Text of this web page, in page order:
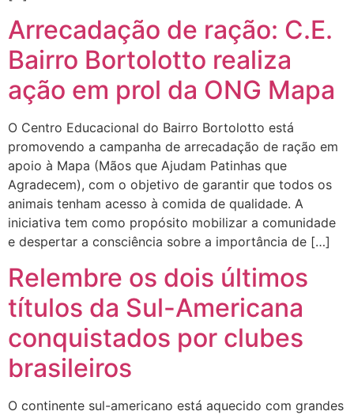
Arrecadação de ração: C.E.
Bairro Bortolotto realiza
ação em prol da ONG Mapa
O Centro Educacional do Bairro Bortolotto está
promovendo a campanha de arrecadação de ração em
apoio à Mapa (Mãos que Ajudam Patinhas que
Agradecem), com o objetivo de garantir que todos os
animais tenham acesso à comida de qualidade. A
iniciativa tem como propósito mobilizar a comunidade
e despertar a consciência sobre a importância de […]
Relembre os dois últimos
títulos da Sul-Americana
conquistados por clubes
brasileiros
O continente sul-americano está aquecido com grandes